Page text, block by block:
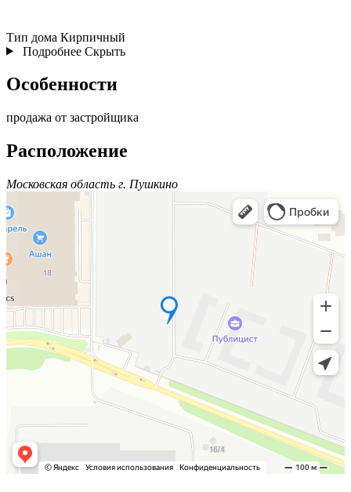
Тип дома Кирпичный
Подробнее Скрыть
Особенности
продажа от застройщика
Расположение
Московская область г. Пушкино